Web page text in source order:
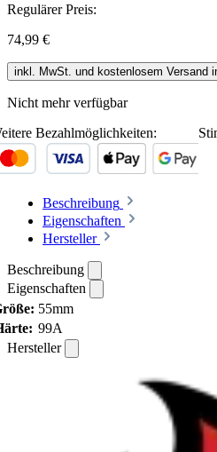
Regulärer Preis:
74,99 €
inkl. MwSt. und kostenlosem Versand
Nicht mehr verfügbar
Bezahlmöglichkeiten:
Beschreibung
Eigenschaften
Hersteller
Beschreibung
Eigenschaften
55mm
99A
Hersteller